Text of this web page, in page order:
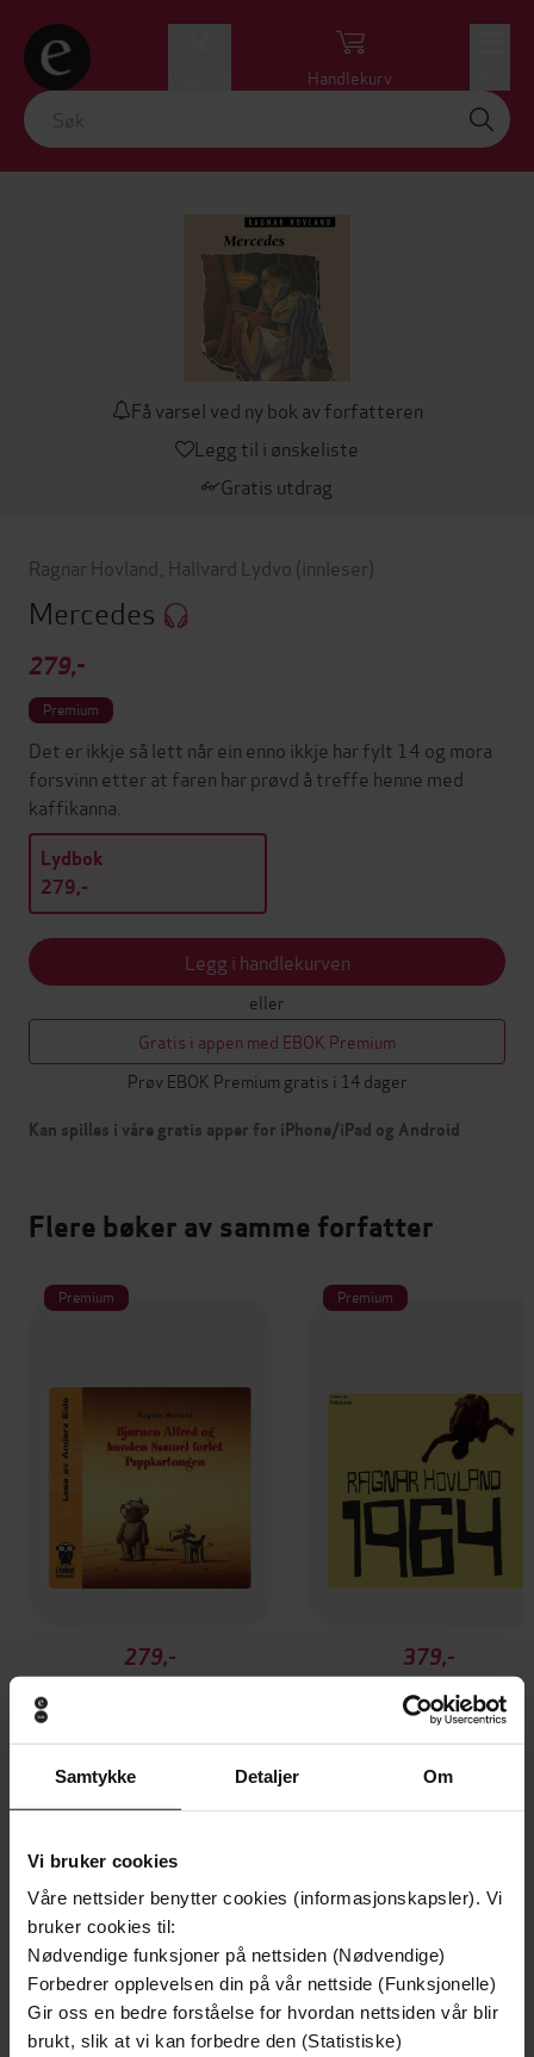
Samtykke Detaljer Om
Vi bruker cookies
Våre nettsider benytter cookies (informasjonskapsler). Vi
bruker cookies til:
Nødvendige funksjoner på nettsiden (Nødvendige)
Forbedrer opplevelsen din på vår nettside (Funksjonelle)
Gir oss en bedre forståelse for hvordan nettsiden vår blir
brukt, slik at vi kan forbedre den (Statistiske)
Handlekurv
Få varsel ved ny bok av forfatteren
Legg til i ønskeliste
Gratis utdrag
Ragnar Hovland Hallvard Lydvo (innleser)
Mercedes
279,-
Premium
Det er ikkje så lett når ein enno ikkje har fylt 14 og mora
forsvinn etter at faren har prøvd å treffe henne med
kaffikanna.
Lydbok
279,-
Legg i handlekurven
eller
Gratis i appen med EBOK Premium
Prøv EBOK Premium gratis i 14 dager
Kan spilles i våre gratis apper for iPhone/iPad og Android
Flere bøker av samme forfatter
Premium
279,-
LYDBOK
Premium
379,-
1964
Ragnar Hovland
LYDBOK
Andre har også kjøpt
Premium
Vinner av Rivertonprisen
Første gang på tilbud